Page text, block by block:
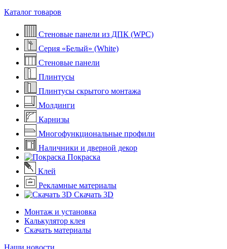
Каталог товаров
Стеновые панели из ДПК (WPC)
Серия «Белый» (White)
Стеновые панели
Плинтусы
Плинтусы скрытого монтажа
Молдинги
Карнизы
Многофункциональные профили
Наличники и дверной декор
Покраска
Клей
Рекламные материалы
Скачать 3D
Монтаж и установка
Калькулятор клея
Скачать материалы
Наши новости